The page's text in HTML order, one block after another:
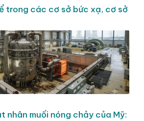
trong các cơ sở bức xạ, cơ sở
nhân muối nóng chảy của Mỹ: